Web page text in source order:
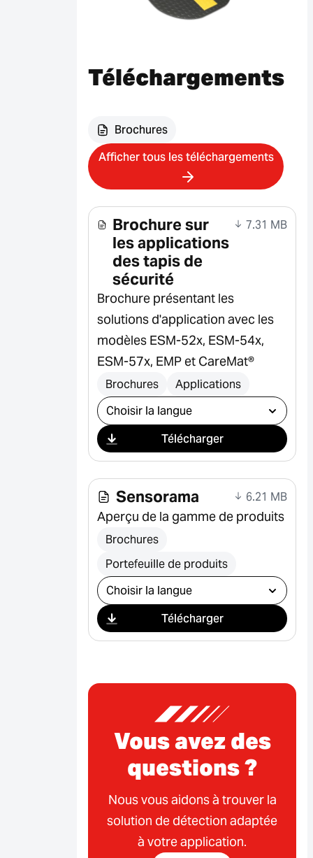
Téléchargements
Brochures
Afficher tous les téléchargements
Brochure sur
les applications
des tapis de
sécurité
7.31 MB
Brochure présentant les
solutions d'application avec les
modèles ESM-52x, ESM-54x,
ESM-57x, EMP et CareMat®
Brochures Applications
Sélectionner le téléchargement
Télécharger
Sensorama 6.21 MB
Aperçu de la gamme de produits
Brochures
Portefeuille de produits
Sélectionner le téléchargement
Télécharger
Vous avez des
questions ?
Nous vous aidons à trouver la
solution de détection adaptée
à votre application.